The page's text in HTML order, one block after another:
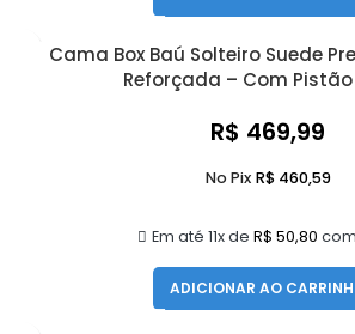
Cama Box Baú Solteiro Suede
Reforçada – Com Pistão
R$ 469,99
Em até 11x de R$ 50,80
No Pix R$460,59
ADICIONAR AO